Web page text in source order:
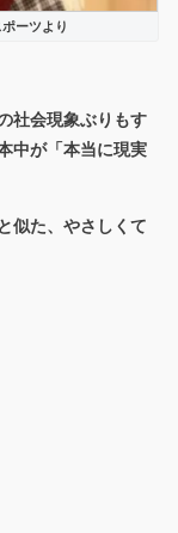
ーツより
社会現象ぶりもす
中が「本当に現実
似た、やさしくて